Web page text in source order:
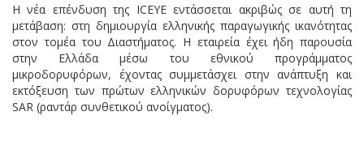
Η νέα επένδυση της ICEYE εντάσσεται ακριβώς σε αυτή τη
μετάβαση: στη δημιουργία ελληνικής παραγωγικής ικανότητας
στον τομέα του Διαστήματος. Η εταιρεία έχει ήδη παρουσία
στην Ελλάδα μέσω του εθνικού προγράμματος
μικροδορυφόρων, έχοντας συμμετάσχει στην ανάπτυξη και
εκτόξευση των πρώτων ελληνικών δορυφόρων τεχνολογίας
SAR (ραντάρ συνθετικού ανοίγματος).